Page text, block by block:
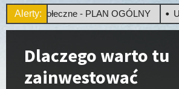
Alerty:
Społeczne - PLAN OGÓLNY
Dlaczego warto tu
zainwestować